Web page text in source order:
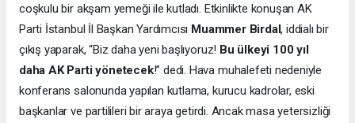
coşkulu bir akşam yemeği ile kutladı. Etkinlikte konuşan AK
Parti İstanbul İl Başkan Yardımcısı Muammer Birdal, iddialı bir
çıkış yaparak, “Biz daha yeni başlıyoruz! Bu ülkeyi 100 yıl
daha AK Parti yönetecek!” dedi. Hava muhalefeti nedeniyle
konferans salonunda yapılan kutlama, kurucu kadrolar, eski
başkanlar ve partilileri bir araya getirdi. Ancak masa yetersizliği